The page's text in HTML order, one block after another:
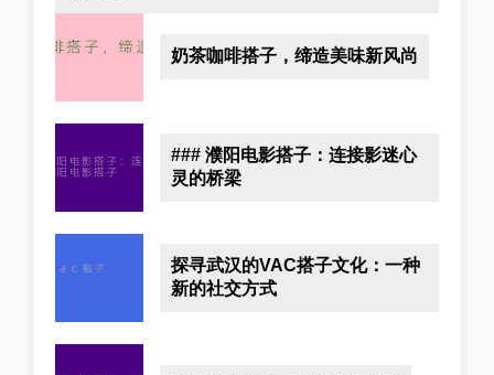
奶茶咖啡搭子，缔造美味新风尚
### 濮阳电影搭子：连接影迷心
灵的桥梁
探寻武汉的VAC搭子文化：一种
新的社交方式